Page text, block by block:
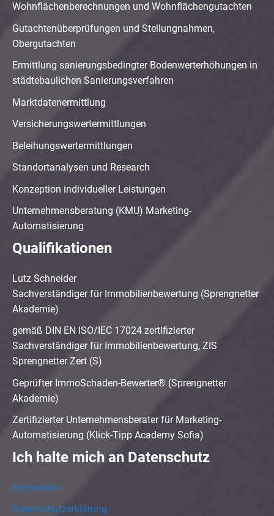
Wohnflächenberechnungen und Wohnflächengutachten
Gutachtenüberprüfungen und Stellungnahmen,
Obergutachten
Ermittlung sanierungsbedingter Bodenwerterhöhungen in
städtebaulichen Sanierungsverfahren
Marktdatenermittlung
Versicherungswertermittlungen
Beleihungswertermittlungen
Standortanalysen und Research
Konzeption individueller Leistungen
Unternehmensberatung (KMU) Marketing-
Automatisierung
Qualifikationen
Lutz Schneider
Sachverständiger für Immobilienbewertung (Sprengnetter
Akademie)
gemäß DIN EN ISO/IEC 17024 zertifizierter
Sachverständiger für Immobilienbewertung, ZIS
Sprengnetter Zert (S)
Geprüfter ImmoSchaden-Bewerter® (Sprengnetter
Akademie)
Zertifizierter Unternehmensberater für Marketing-
Automatisierung (Klick-Tipp Academy Sofia)
Ich halte mich an Datenschutz
Impressum
Datenschutzerklärung